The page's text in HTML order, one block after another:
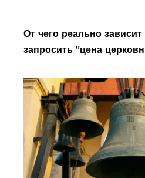
От чего реально
запросить "цена